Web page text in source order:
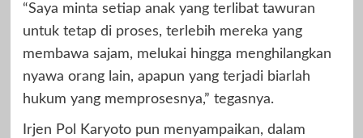
“Saya minta setiap anak yang terlibat tawuran
untuk tetap di proses, terlebih mereka yang
membawa sajam, melukai hingga menghilangkan
nyawa orang lain, apapun yang terjadi biarlah
hukum yang memprosesnya,” tegasnya.
Irjen Pol Karyoto pun menyampaikan, dalam